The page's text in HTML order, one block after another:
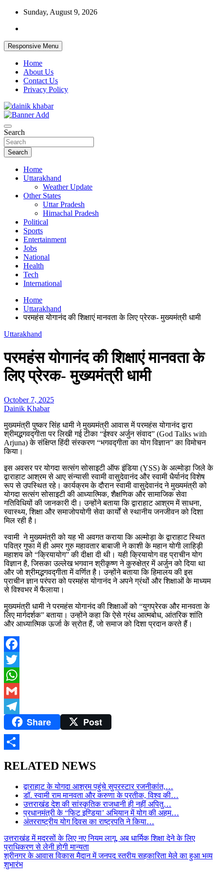
Skip
content
Sunday, August 9, 2026
Responsive Menu
Home
About Us
Contact Us
Privacy Policy
Dainikkhabar.in – Uttarakhand Daily
Hindi News Website
Search
Search
Home
Uttarakhand
Weather Update
Other States
Uttar Pradesh
Himachal Pradesh
Political
Sports
Entertainment
Jobs
National
Health
Tech
International
Home
Uttarakhand
परमहंस योगानंद की शिक्षाएं मानवता के लिए प्रेरक- मुख्यमंत्री धामी
Uttarakhand
परमहंस योगानंद की शिक्षाएं मानवता के
लिए प्रेरक- मुख्यमंत्री धामी
October 7, 2025
Dainik Khabar
मुख्यमंत्री पुष्कर सिंह धामी ने मुख्यमंत्री आवास में परमहंस योगानंद द्वारा
श्रीमद्भगवद्गीता पर लिखी गई टीका “ईश्वर अर्जुन संवाद” (God Talks with
Arjuna) के संक्षिप्त हिंदी संस्करण “भगवद्गीता का योग विज्ञान” का विमोचन
किया।
इस अवसर पर योगदा सत्संग सोसाइटी ऑफ इंडिया (YSS) के अल्मोड़ा जिले के
द्वाराहाट आश्रम से आए संन्यासी स्वामी वासुदेवानंद और स्वामी धैर्यानंद विशेष
रूप से उपस्थित रहे। कार्यक्रम के दौरान स्वामी वासुदेवानंद ने मुख्यमंत्री को
योगदा सत्संग सोसाइटी की आध्यात्मिक, शैक्षणिक और सामाजिक सेवा
गतिविधियों की जानकारी दी। उन्होंने बताया कि द्वाराहाट आश्रम में साधना,
स्वास्थ्य, शिक्षा और समाजोपयोगी सेवा कार्यों से स्थानीय जनजीवन को दिशा
मिल रही है।
स्वामी ने मुख्यमंत्री को यह भी अवगत कराया कि अल्मोड़ा के द्वाराहाट स्थित
पवित्र गुफा में ही अमर गुरु महावतार बाबाजी ने काशी के महान योगी लाहिड़ी
महाशय को “क्रियायोग” की दीक्षा दी थी। यही क्रियायोग वह प्राचीन योग
विज्ञान है, जिसका उल्लेख भगवान श्रीकृष्ण ने कुरुक्षेत्र में अर्जुन को दिया था
और जो श्रीमद्भगवद्गीता में वर्णित है। उन्होंने बताया कि हिमालय की इस
प्राचीन ज्ञान परंपरा को परमहंस योगानंद ने अपने ग्रंथों और शिक्षाओं के माध्यम
से विश्वभर में फैलाया।
मुख्यमंत्री धामी ने परमहंस योगानंद की शिक्षाओं को “युगप्रेरक और मानवता के
लिए मार्गदर्शक” बताया। उन्होंने कहा कि ऐसे ग्रंथ आत्मबोध, आंतरिक शांति
और आध्यात्मिक ऊर्जा के स्रोत हैं, जो समाज को दिशा प्रदान करते हैं।
Facebook
Twitter
WhatsApp
Gmail
TelegramShare Post
RELATED NEWS
द्वाराहाट के योगदा आश्रम पहुंचे सुपरस्टार रजनीकांत,…
डॉ. स्वामी राम मानवता और करुणा के प्रतीक, विश्व की…
उत्तराखंड देश की सांस्कृतिक राजधानी ही नहीं अपितु…
प्रधानमंत्री के “फिट इण्डिया’ अभियान में योग की अहम…
अंतरराष्ट्रीय योग दिवस का राष्ट्रपति ने किया…
Post
navigation
उत्तराखंड में मदरसों के लिए नए नियम लागू, अब धार्मिक शिक्षा देने के लिए
प्राधिकरण से लेनी होगी मान्यता
श्रीनगर के आवास विकास मैदान में जनपद स्तरीय सहकारिता मेले का हुआ भव्य
शुभारंभ